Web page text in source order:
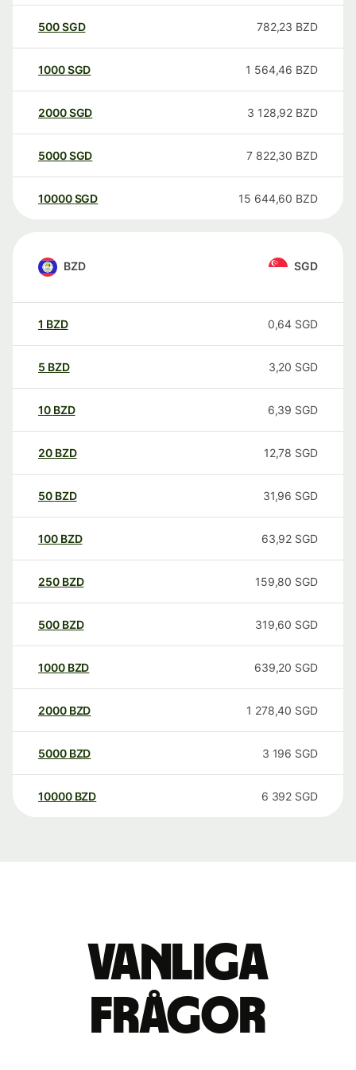
500SGD 782,23 BZD
1000SGD 1 564,46 BZD
2000SGD 3 128,92 BZD
5000SGD 7 822,30 BZD
10000 SGD 15 644,60 BZD
BZD SGD
1 BZD 0,64 SGD
5 BZD 3,20 SGD
10 BZD 6,39 SGD
20 BZD 12,78 SGD
50 BZD 31,96 SGD
100 BZD 63,92 SGD
250 BZD 159,80 SGD
500 BZD 319,60 SGD
1000 BZD 639,20 SGD
2000 BZD 1 278,40 SGD
5000 BZD 3 196 SGD
10000 BZD 6 392 SGD
Vanliga
frågor